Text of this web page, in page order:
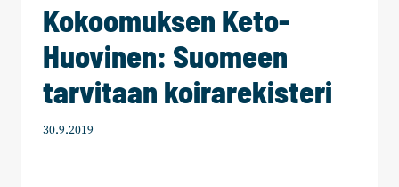
Kokoomuksen Keto-
Huovinen: Suomeen
tarvitaan koirarekisteri
30.9.2019